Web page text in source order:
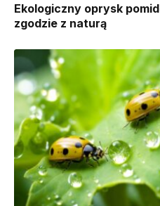
Ekologiczny oprysk
zgodzie z naturą